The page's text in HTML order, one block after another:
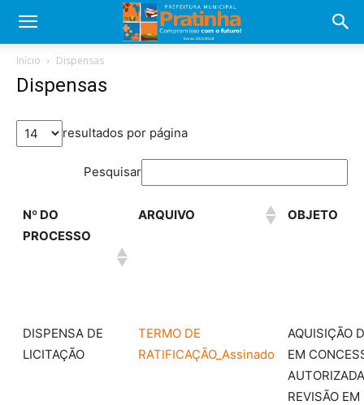
Início Dispensas
Dispensas
resultados por página
Pesquisar
Nº DO
PROCESSO
ARQUIVO OBJETO
DISPENSA DE
LICITAÇÃO
TERMO DE
RATIFICAÇÃO_Assinado
AQUISIÇÃO
EM
REVISÃO EM